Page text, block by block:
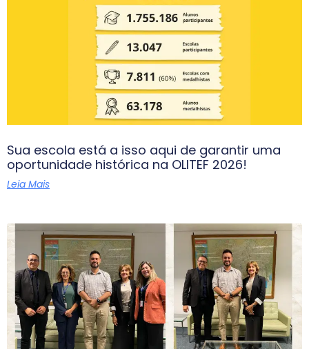
Sua escola está a isso aqui de garantir uma
oportunidade histórica na OLITEF 2026!
Leia Mais